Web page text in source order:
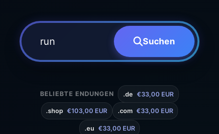
Suchen
BELIEBTE ENDUNGEN .de €33,00 EUR
.shop €103,00 EUR .com €33,00 EUR
.eu €33,00 EUR